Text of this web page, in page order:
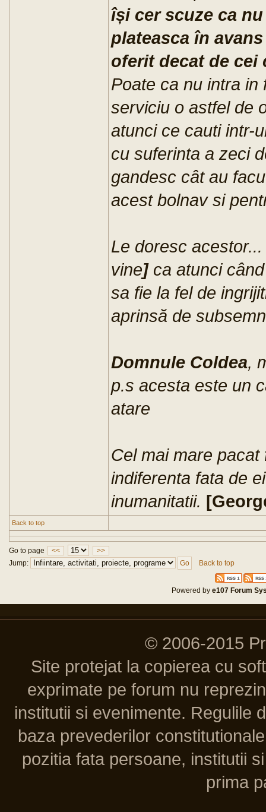
își cer scuze ca
plateasca în
oferit decat de
Poate ca nu intra in
serviciu o astfel de
atunci ce cauti intr-
cu suferinta a zeci
gandesc cât au
acest bolnav si
Le doresc
vine]ca atunci
sa fie la fel de
aprinsă de
Domnule Coldea,
p.s acesta este un
atare
Cel mai mare
indiferenta fata de
inumanitatii.
Back to top
Go to page <<
>>
Jump:
Back to top
Powered bye107 Forum
© 2006-2015
Site protejat la copierea cu
exprimate pe forum nu
institutii si evenimente. Regulile
baza prevederilor
pozitia fata persoane, institutii
prima